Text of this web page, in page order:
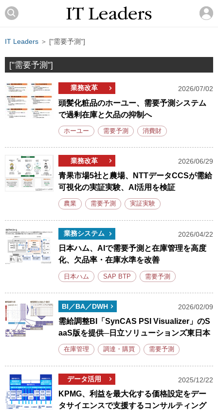
IT Leaders ＞ ["需要予測"]
["需要予測"]
業務改革 2026/07/02
頭髪化粧品のホーユー、需要予測システム
で過剰在庫と欠品の抑制へ
ホーユー 需要予測 消費財
業務改革 2026/06/29
青果市場5社と農場、NTTデータCCSが需給
可視化の実証実験、AI活用を検証
農業 需要予測 実証実験
業務システム 2026/04/22
日本ハム、AIで需要予測と在庫管理を高度
化、欠品率・在庫水準を改善
日本ハム SAP BTP 需要予測
BI／BA／DWH 2026/02/09
需給調整BI「SynCAS PSI Visualizer」のS
aaS版を提供─日立ソリューションズ東日本
在庫管理 調達・購買 需要予測
データ活用 2025/12/22
KPMG、利益を最大化する価格設定をデー
タサイエンスで支援するコンサルティング